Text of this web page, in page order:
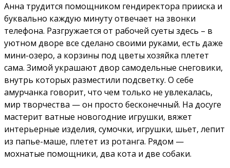
Анна трудится помощником гендиректора прииска и
буквально каждую минуту отвечает на звонки
телефона. Разгружается от рабочей суеты здесь – в
уютном дворе все сделано своими руками, есть даже
мини-озеро, а корзины под цветы хозяйка плетет
сама. Зимой украшают двор самодельные снеговики,
внутрь которых разместили подсветку. О себе
амурчанка говорит, что чем только не увлекалась,
мир творчества — он просто бесконечный. На досуге
мастерит ватные новогодние игрушки, вяжет
интерьерные изделия, сумочки, игрушки, шьет, лепит
из папье-маше, плетет из ротанга. Рядом —
мохнатые помощники, два кота и две собаки.